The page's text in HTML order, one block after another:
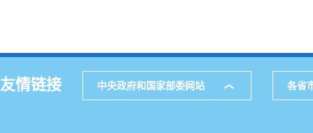
友情链接 中央政府和国家部委网站 各省